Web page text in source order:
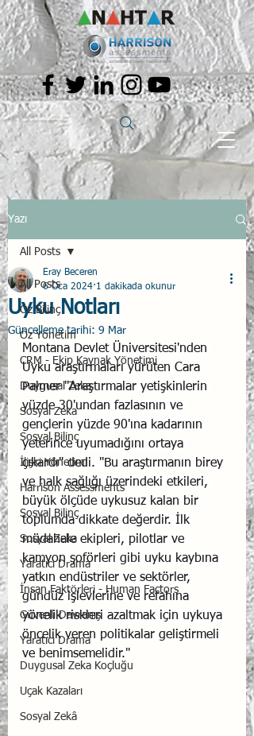
Yazı
All Posts
Öz Bilinç
Öz Yönetim
CRM - Ekip Kaynak Yönetimi
Duygusal Zeka
Sosyal Zeka
Sosyal Bilinç
İlişki Yönetimi
Harrison Assessments
Sosyal Bilinç
Sosyal Zeka
Yaratıcı Drama
İnsan Faktörleri - Human Factors
Güvenli Davranış
Yaratıcı Drama
Duygusal Zeka Koçluğu
Uçak Kazaları
Sosyal Zekâ
All Posts
Uyku Notları
Eray Beceren
6 Oca 2024 1 dakikada okunur
Güncelleme tarihi: 9 Mar
Montana Devlet Üniversitesi'nden
Uyku araştırmaları yürüten Cara
Palmer "Araştırmalar yetişkinlerin
yüzde 30'undan fazlasının ve
gençlerin yüzde 90'ına kadarının
yeterince uyumadığını ortaya
çıkardı" dedi. "Bu araştırmanın birey
ve halk sağlığı üzerindeki etkileri,
büyük ölçüde uykusuz kalan bir
toplumda dikkate değerdir. İlk
müdahale ekipleri, pilotlar ve
kamyon şoförleri gibi uyku kaybına
yatkın endüstriler ve sektörler,
gündüz işlevlerine ve refahına
yönelik riskleri azaltmak için uykuya
öncelik veren politikalar geliştirmeli
ve benimsemelidir."